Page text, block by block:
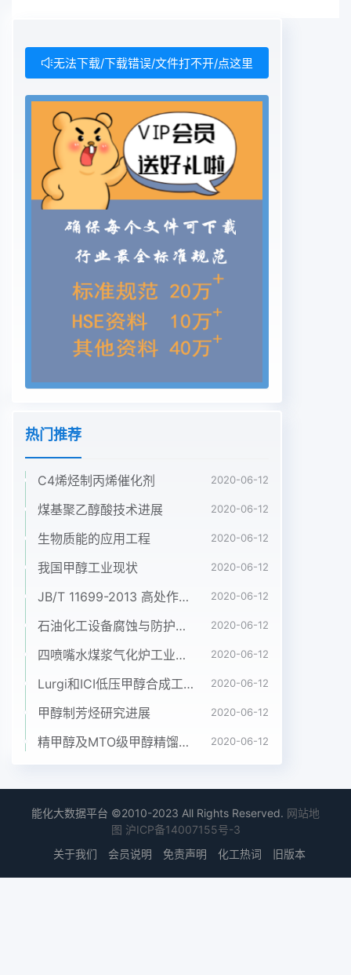
抽负力料气为114350kg/h。在实际运行中的80%负
荷度,尽可能让甲醇不会因初始接气温度上升过快;另
下甲醇循环量控制在10~150t/h左右,循环量过方面加
快液位的控制,拉低液位,使循环甲醇尽快“““““““2)较
好的解决了污染排放问题,符合国家环境备、人才产
生大量的需求,将带动相关领域的发展保护的国策,同
时联产化工产品,生产配置更加合大型煤气化技术、
煤气净化技术等重大关键技理术工程在实践中不断优
化,目前已经较为成熟,符合3)满足未来减排二氧化碳
的需要。国内国际能源和环保政策,有着广泛的发展
空间从产业角度看煤基多联产是一个对化工产业、参
考文献煤电行业装备制造业都有积极推动作用的综合
产1]李样苓煤基多联产IGC及CC火电技术替代常规
火业技术方案,将对相关产业的发展带来全新的机
遇。电技术可行性分析[].中国电业(技术版),2011(1)
目前来看,我国已经成为世界最大的煤化工基[2]史本
天郭新生,刘英萍,王璋IGCC发电系统中煤气地,而未
要优化、工程难题需要解决,并产生大物理中国煤化
工量的相关装备、设备需求,而且,已经上马或规划以
CNMHG及潜在的煤基多联产行业未来将对资金、技
术、装收确日期:201605-042016年第3期王国梁,等:
行闪蒸,降低温度;加大气提氮气的CO2和H2S溶解度
的降低,影响吸收效果,严重时用量(我厂控制在
标。提CO2,降低带人硫化氢再生塔的几率,减小硫化
氢再生塔的负荷,使甲醇再生完全。3甲醇消耗过高
1.3甲醇的再生质量甲醇消耗主要有三个方面:①甲醇
水分离塔温度甲醇的再生质量也是影响总硫超标的关
键因素过低导致废水中甲醇含量过高。②甲醇再生
塔塔顶温之一,若闪蒸和热再生塔效果不好,仍有部分
回流和硫化物未释放出去,导致循环到吸收塔内甲醇
对量有限造成甲醇随酸性气夹带至超级克劳斯系统。
硫化物的吸收效率降低,而且当硫化物含量太高时因
此在开车运行过程中稳定控制甲醇水分离塔一部分硫
化物还要挥发到净化气中因而导致总硫的灵敏板温度
在135℃左右控制甲醇再生塔塔顶超标。因此我们每
无法下载/下载错误/文件打不开/点这里
热门推荐
C4烯烃制丙烯催化剂 2020-06-12
煤基聚乙醇酸技术进展 2020-06-12
生物质能的应用工程 2020-06-12
我国甲醇工业现状 2020-06-12
JB/T 11699-2013 高处作业吊篮安装、拆卸、使用技术规程 2020-06-12
石油化工设备腐蚀与防护参考书十本免费下载，绝版珍藏 2020-06-12
四喷嘴水煤浆气化炉工业应用情况简介 2020-06-12
Lurgi和ICI低压甲醇合成工艺比较 2020-06-12
甲醇制芳烃研究进展 2020-06-12
精甲醇及MTO级甲醇精馏工艺技术进展 2020-06-12
能化大数据平台 ©2010-2023 All Rights Reserved. 网站地
图 沪ICP备14007155号-3
关于我们
会员说明 免责声明 化工热词 旧版本